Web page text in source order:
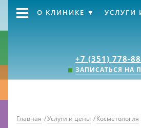
+7 (351) 778-
ЗАПИСАТЬСЯ НА
О КЛИНИКЕ УСЛУГИ
Главная /Услуги и цены /Косметология